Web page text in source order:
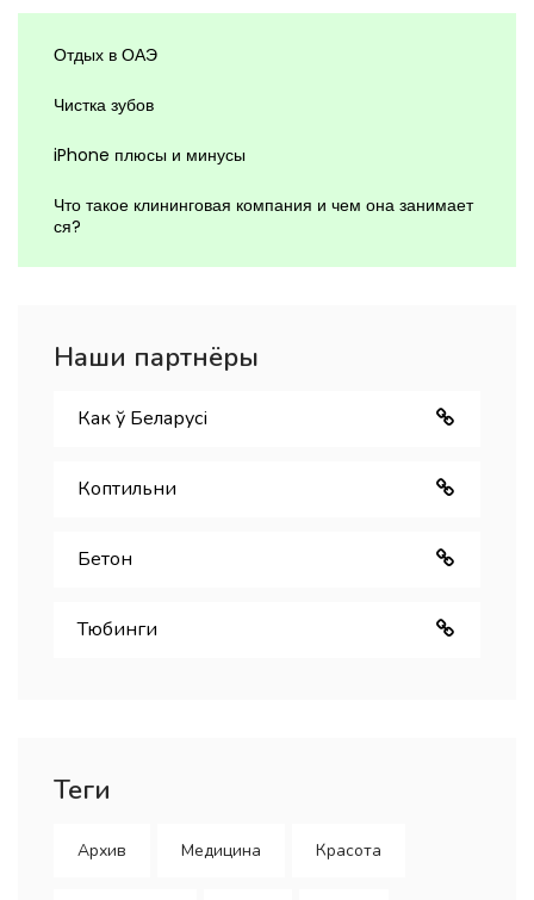
Отдых в ОАЭ
Чистка зубов
iPhone плюсы и минусы
Что такое клининговая компания и чем она занимает
ся?
Наши партнёры
Как ў Беларуcі
Коптильни
Бетон
Тюбинги
Теги
Архив Медицина Красота